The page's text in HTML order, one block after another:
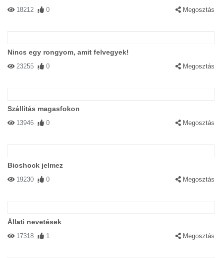
18212 0 Megosztás
Nincs egy rongyom, amit felvegyek!
23255 0 Megosztás
Szállítás magasfokon
13946 0 Megosztás
Bioshock jelmez
19230 0 Megosztás
Állati nevetések
17318 1 Megosztás